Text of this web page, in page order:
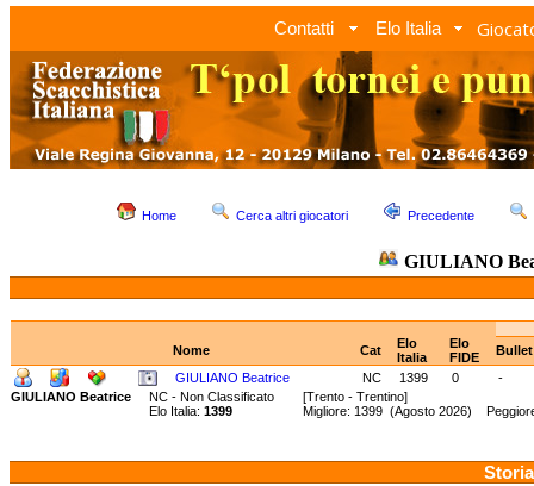
Contatti Elo Italia
Home Cerca altri giocatori Precedente
GIULIANO
Nome Cat
Elo
Italia
Elo
FIDE
GIULIANO Beatrice
NC 1399 0
-
GIULIANO Beatrice
NC - Non Classificato [Trento - Trentino]
Elo Italia: 1399 Migliore: 1399 (Agosto 2026)